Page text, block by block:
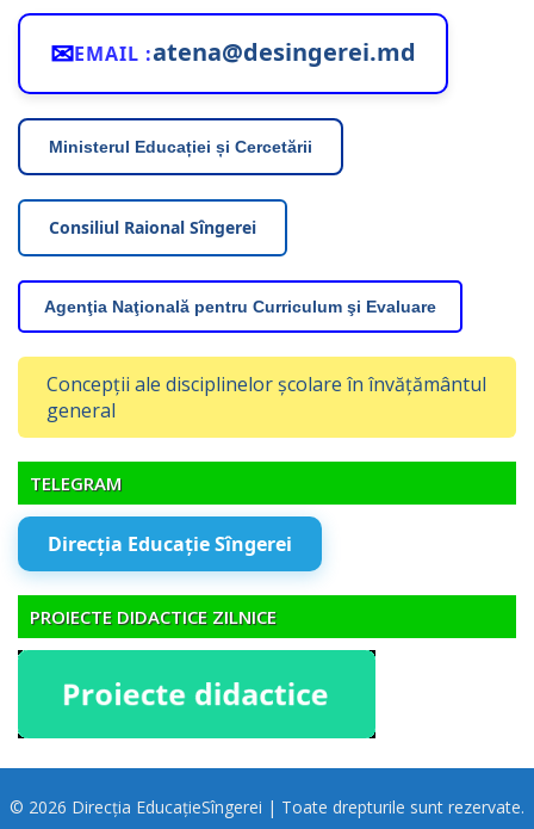
✉EMAIL :atena@desingerei.md
Ministerul Educației și Cercetării
Consiliul Raional Sîngerei
Agenţia Naţională pentru Curriculum şi Evaluare
Concepții ale disciplinelor școlare în învățământul
general
TELEGRAM
Direcția Educație Sîngerei
PROIECTE DIDACTICE ZILNICE
© 2026 Direcția EducațieSîngerei | Toate drepturile sunt rezervate.